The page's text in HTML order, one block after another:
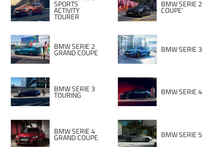
SPORTS
ACTIVITY
TOURER
BMW SERIE 2
COUPE'
BMW SERIE 2
GRAND COUPE BMW SERIE 3
BMW SERIE 3
TOURING BMW SERIE 4
BMW SERIE 4
GRAND COUPE BMW SERIE 5